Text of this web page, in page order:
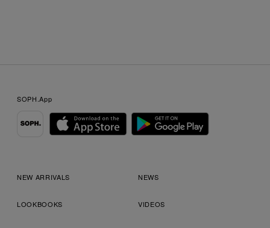
SOPH.App
NEW ARRIVALS NEWS
LOOKBOOKS VIDEOS